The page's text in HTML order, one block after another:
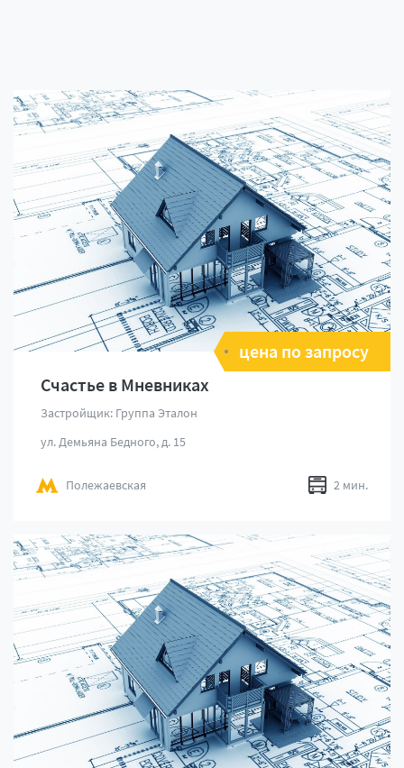
цена по запросу
Счастье в Мневниках
Застройщик: Группа Эталон
ул. Демьяна Бедного, д. 15
Полежаевская 2 мин.